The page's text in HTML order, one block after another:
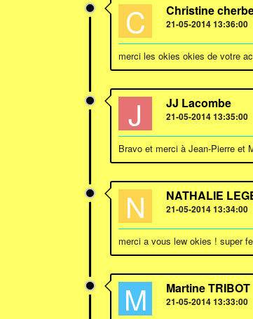
C Christine
21-05-2014 13:36:00
merci les okies okies de votre
J JJ Lacombe
21-05-2014 13:35:00
Bravo et merci à Jean-Pierre et
N NATHALIE
21-05-2014 13:34:00
merci a vous lew okies ! super
M Martine TRIBOT
21-05-2014 13:33:00